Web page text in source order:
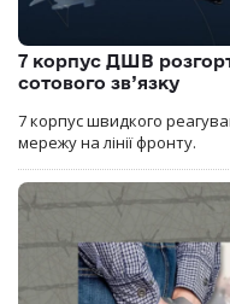
7 корпус ДШВ
сотового зв’язку
7 корпус швидкого
мережу на лінії фронту.